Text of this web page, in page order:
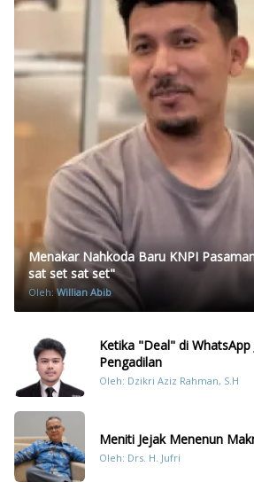
Menakar Nahkoda Baru KNPI
sat set sat set"
Oleh:Willian Abib
Ketika "Deal" di WhatsApp
Pengadilan
Oleh: Dzikri Aziz Rahman, S.H
Meniti Jejak Menenun
Oleh: Drs. H. Jufri